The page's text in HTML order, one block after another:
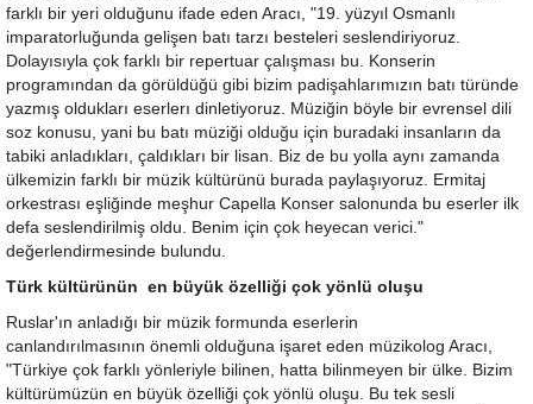
farklı bir yeri olduğunu ifade eden Aracı, "19. yüzyıl Osmanlı
imparatorluğunda gelişen batı tarzı besteleri seslendiriyoruz.
Dolayısıyla çok farklı bir repertuar çalışması bu. Konserin
programından da görüldüğü gibi bizim padişahlarımızın batı türünde
yazmış oldukları eserlerı dinletiyoruz. Müziğin böyle bir evrensel dili
soz konusu, yani bu batı müziği olduğu için buradaki insanların da
tabiki anladıkları, çaldıkları bir lisan. Biz de bu yolla aynı zamanda
ülkemizin farklı bir müzik kültürünü burada paylaşıyoruz. Ermitaj
orkestrası eşliğinde meşhur Capella Konser salonunda bu eserler ilk
defa seslendirilmiş oldu. Benim için çok heyecan verici."
değerlendirmesinde bulundu.
Türk kültürünün en büyük özelliği çok yönlü oluşu
Ruslar'ın anladığı bir müzik formunda eserlerin
canlandırılmasının önemli olduğuna işaret eden müzikolog Aracı,
"Türkiye çok farklı yönleriyle bilinen, hatta bilinmeyen bir ülke. Bizim
kültürümüzün en büyük özelliği çok yönlü oluşu. Bu tek sesli